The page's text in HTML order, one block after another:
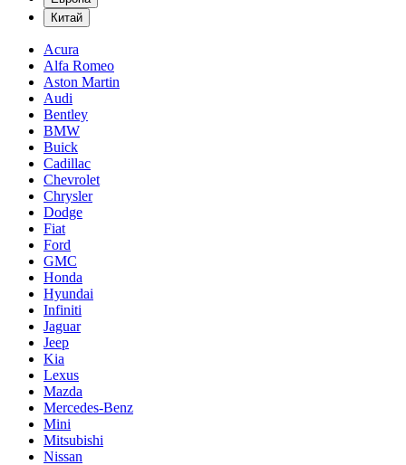
Китай
Acura
Alfa Romeo
Aston Martin
Audi
Bentley
BMW
Buick
Cadillac
Chevrolet
Chrysler
Dodge
Fiat
Ford
GMC
Honda
Hyundai
Infiniti
Jaguar
Jeep
Kia
Lexus
Mazda
Mercedes-Benz
Mini
Mitsubishi
Nissan